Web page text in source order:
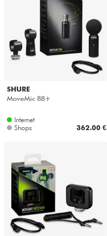
SHURE
MoveMic 88+
Internet
Shops
362.00 €